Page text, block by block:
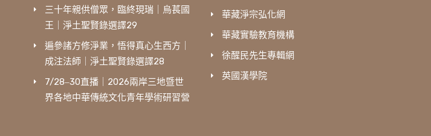
三十年親供僧眾，臨終現瑞｜烏萇國
王｜淨土聖賢錄選譯29
遍參諸方修淨業，悟得真心生西方｜
成注法師｜淨土聖賢錄選譯28
7/28‒30直播｜2026兩岸三地暨世
界各地中華傳統文化青年學術研習營
華藏淨宗弘化網
華藏實驗教育機構
徐醒民先生專輯網
英國漢學院